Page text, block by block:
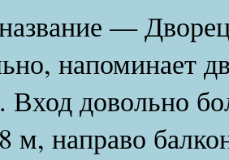
—
напоминает
Вход довольно
м, направо